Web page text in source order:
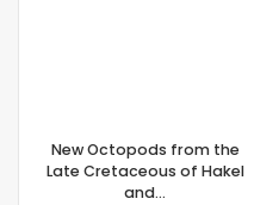
New Octopods from the
Late Cretaceous of Hakel
and…